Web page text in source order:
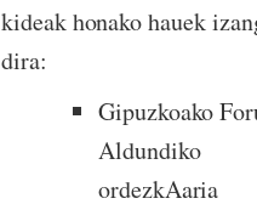
kideak honako hauek
dira:
Gipuzkoako
Aldundiko
ordezkAaria